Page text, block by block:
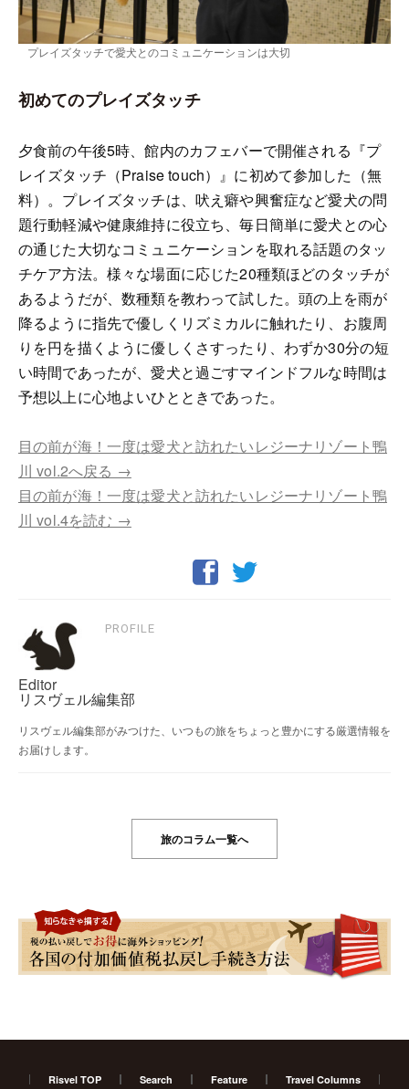
プレイズタッチで愛犬とのコミュニケーションは大切
初めてのプレイズタッチ
夕食前の午後5時、館内のカフェバーで開催される『プ
レイズタッチ（Praise touch）』に初めて参加した（無
料）。プレイズタッチは、吠え癖や興奮症など愛犬の問
題行動軽減や健康維持に役立ち、毎日簡単に愛犬との心
の通じた大切なコミュニケーションを取れる話題のタッ
チケア方法。様々な場面に応じた20種類ほどのタッチが
あるようだが、数種類を教わって試した。頭の上を雨が
降るように指先で優しくリズミカルに触れたり、お腹周
りを円を描くように優しくさすったり、わずか30分の短
い時間であったが、愛犬と過ごすマインドフルな時間は
予想以上に心地よいひとときであった。
目の前が海！一度は愛犬と訪れたいレジーナリゾート鴨
川 vol.2へ戻る →
目の前が海！一度は愛犬と訪れたいレジーナリゾート鴨
川 vol.4を読む →
PROFILE
Editor
リスヴェル編集部
リスヴェル編集部がみつけた、いつもの旅をちょっと豊かにする厳選情報を
お届けします。
旅のコラム一覧へ
Risvel TOP Search Feature Travel Columns